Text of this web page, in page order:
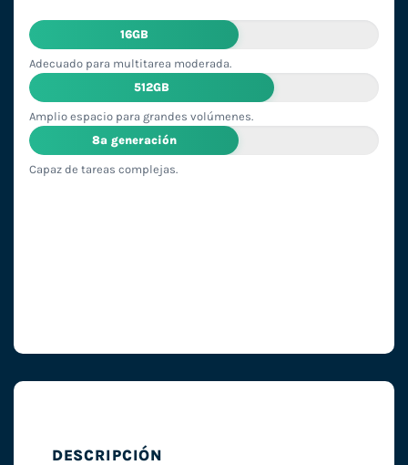
16GB
Adecuado para multitarea moderada.
512GB
Amplio espacio para grandes volúmenes.
8ª generación
Capaz de tareas complejas.
DESCRIPCIÓN